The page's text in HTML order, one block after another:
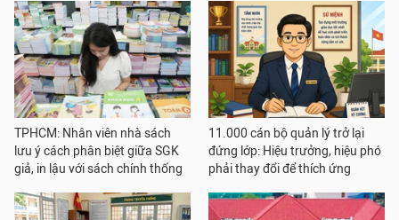
TPHCM: Nhân viên nhà sách
lưu ý cách phân biệt giữa SGK
giả, in lậu với sách chính thống
11.000 cán bộ quản lý trở lại
đứng lớp: Hiệu trưởng, hiệu phó
phải thay đổi để thích ứng